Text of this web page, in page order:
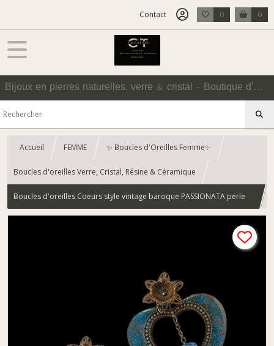
Contact 0 0
Bijoux en pierres naturelles, verre & cristal - Boutique d'Accessoires
Accueil FEMME ✨ Boucles d'Oreilles Femme✨
Boucles d'oreilles Verre, Cristal, Résine & Céramique
Boucles d'oreilles Coeurs style vintage baroque PASSIONATA perle